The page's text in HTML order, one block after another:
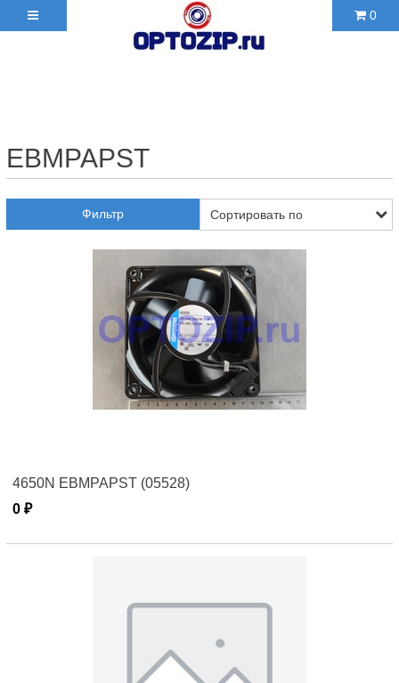
0
EBMPAPST
Фильтр
4650N EBMPAPST (05528)
0 ₽